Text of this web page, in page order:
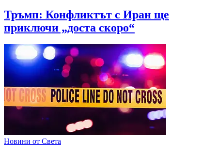
Тръмп: Конфликтът с Иран ще
приключи „доста скоро“
Новини от Света